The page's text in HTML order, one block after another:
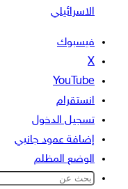
الاسرائيلي
فيسبوك
‫X
‫YouTube
انستقرام
تسجيل الدخول
إضافة عمود جانبي
الوضع المظلم